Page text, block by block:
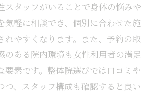
スタッフがいることで身体の悩みや
気軽に相談でき、個別に合わせた施
れやすくなります。また、予約の取
のある院内環境も女性利用者の満足
要素です。整体院選びでは口コミや
つ、スタッフ構成も確認すると良い